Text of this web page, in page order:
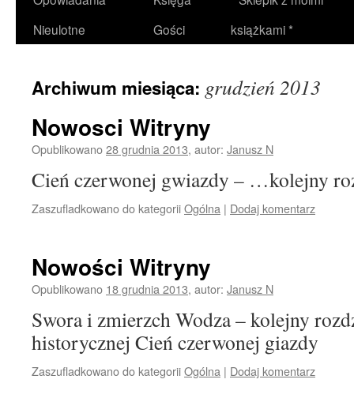
Nieulotne
Gości
książkami *
Archiwum miesiąca: grudzień 2013
Nowosci Witryny
Opublikowano28 grudnia 2013, autor: Janusz N
Cień czerwonej gwiazdy – …kolejny
Zaszufladkowano do kategoriiOgólna | Dodaj komentarz
Nowości Witryny
Opublikowano 18 grudnia 2013, autor: Janusz N
Swora i zmierzch Wodza – kolejny
historycznej Cień czerwonej giazdy
Zaszufladkowano do kategoriiOgólna | Dodaj komentarz